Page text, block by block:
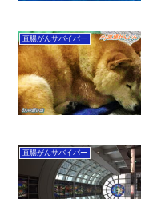
直腸がんサバイバー
直腸がんサバイバー